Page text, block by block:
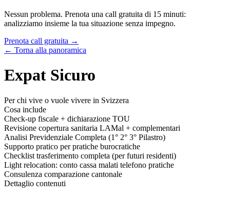
Nessun problema. Prenota una call gratuita di 15 minuti:
analizziamo insieme la tua situazione senza impegno.
Prenota call gratuita →
← Torna alla panoramica
Expat Sicuro
Per chi vive o vuole vivere in Svizzera
Cosa include
Check-up fiscale + dichiarazione TOU
Revisione copertura sanitaria LAMal + complementari
Analisi Previdenziale Completa (1° 2° 3° Pilastro)
Supporto pratico per pratiche burocratiche
Checklist trasferimento completa (per futuri residenti)
Light relocation: conto cassa malati telefono pratiche
Consulenza comparazione cantonale
Dettaglio contenuti